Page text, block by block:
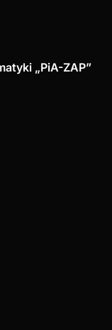
„PiA-ZAP”